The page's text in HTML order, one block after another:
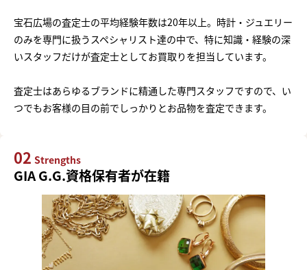
宝石広場の査定士の平均経験年数は20年以上。時計・ジュエリー
のみを専門に扱うスペシャリスト達の中で、特に知識・経験の深
いスタッフだけが査定士としてお買取りを担当しています。
査定士はあらゆるブランドに精通した専門スタッフですので、い
つでもお客様の目の前でしっかりとお品物を査定できます。
02 Strengths
GIA G.G.資格保有者が在籍